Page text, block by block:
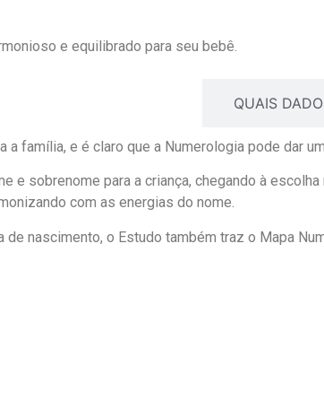
e equilibrado para seu bebê.
QUAIS
família, e é claro que a Numerologia pode dar
e sobrenome para a criança, chegando à
com as energias do nome.
de nascimento, o Estudo também traz o Mapa